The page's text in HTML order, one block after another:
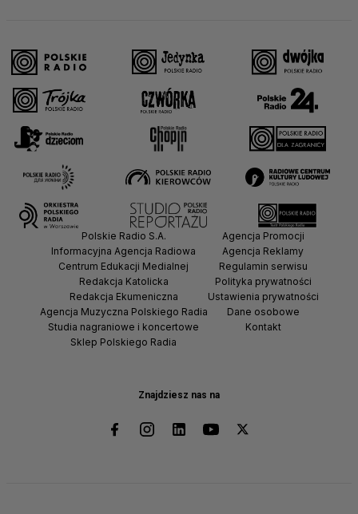
Znajdziesz nas na
Polskie Radio S.A.
Informacyjna Agencja Radiowa
Centrum Edukacji Medialnej
Redakcja Katolicka
Redakcja Ekumeniczna
Agencja Muzyczna Polskiego Radia
Studia nagraniowe i koncertowe
Sklep Polskiego Radia
Agencja Promocji
Agencja Reklamy
Regulamin serwisu
Polityka prywatności
Ustawienia prywatności
Dane osobowe
Kontakt